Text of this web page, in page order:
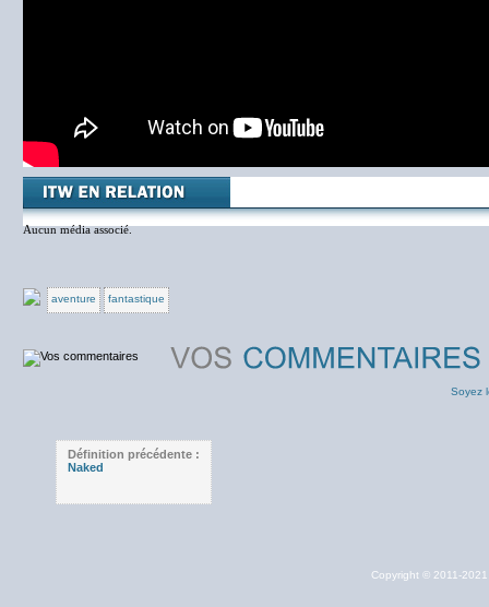
Aucun média associé.
aventure fantastique
Soyez
Définition précédente :
Naked
Copyright © 2011-